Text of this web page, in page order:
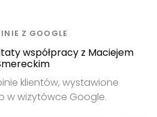
Z GOOGLE
współpracy z Maciejem
klientów, wystawione
w wizytówce Google.